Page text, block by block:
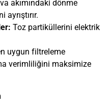
akımındaki dönme
Toz partiküllerini elektrik
uygun filtreleme
verimliliğini maksimize